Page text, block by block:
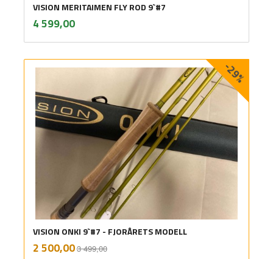
VISION MERITAIMEN FLY ROD 9`#7
Pris
4 599,00mva.
VISION ONKI 9`#7 - FJORÅRETS MODELL
Tilbud
2 500,003 499,00
-29%
mva.